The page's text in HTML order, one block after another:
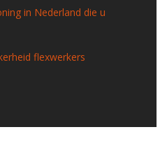
in Nederland die u
flexwerkers